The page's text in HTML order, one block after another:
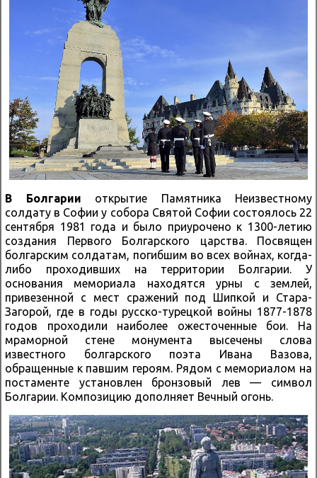
В Болгарии открытие Памятника Неизвестному
солдату в Софии у собора Святой Софии состоялось 22
сентября 1981 года и было приурочено к 1300-летию
создания Первого Болгарского царства. Посвящен
болгарским солдатам, погибшим во всех войнах, когда-
либо проходивших на территории Болгарии. У
основания мемориала находятся урны с землей,
привезенной с мест сражений под Шипкой и Стара-
Загорой, где в годы русско-турецкой войны 1877-1878
годов проходили наиболее ожесточенные бои. На
мраморной стене монумента высечены слова
известного болгарского поэта Ивана Вазова,
обращенные к павшим героям. Рядом с мемориалом на
постаменте установлен бронзовый лев — символ
Болгарии. Композицию дополняет Вечный огонь.